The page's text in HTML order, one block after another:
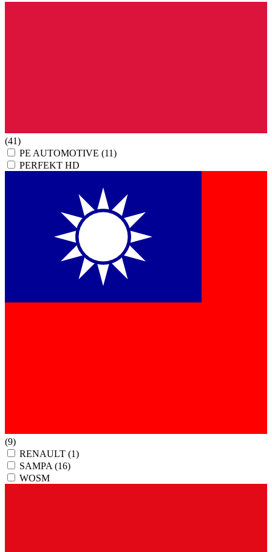
(41)
PE AUTOMOTIVE (11)
PERFEKT HD
(9)
RENAULT (1)
SAMPA (16)
WOSM